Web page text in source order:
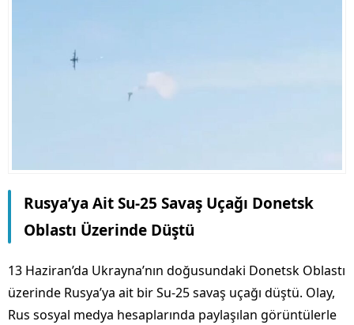
Rusya’ya Ait Su-25 Savaş Uçağı Donetsk
Oblastı Üzerinde Düştü
13 Haziran’da Ukrayna’nın doğusundaki Donetsk Oblastı
üzerinde Rusya’ya ait bir Su-25 savaş uçağı düştü. Olay,
Rus sosyal medya hesaplarında paylaşılan görüntülerle